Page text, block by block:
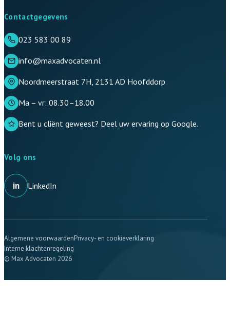
Contactgegevens
023 583 00 89
info@maxadvocaten.nl
Noordmeerstraat 7H, 2131 AD Hoofddorp
Ma – vr: 08.30–18.00
Bent u cliënt geweest? Deel uw ervaring op Google.
Volg ons
in LinkedIn
Algemene voorwaardenPrivacy- en cookieverklaring
Interne klachtenregeling
© Max Advocaten 2026